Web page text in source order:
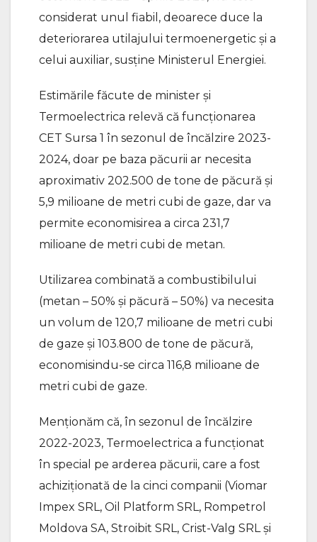
considerat unul fiabil, deoarece duce la
deteriorarea utilajului termoenergetic și a
celui auxiliar, susţine Ministerul Energiei.
Estimările făcute de minister şi
Termoelectrica relevă că funcţionarea
CET Sursa 1 în sezonul de încălzire 2023-
2024, doar pe baza păcurii ar necesita
aproximativ 202.500 de tone de păcură şi
5,9 milioane de metri cubi de gaze, dar va
permite economisirea a circa 231,7
milioane de metri cubi de metan.
Utilizarea combinată a combustibilului
(metan – 50% și păcură – 50%) va necesita
un volum de 120,7 milioane de metri cubi
de gaze şi 103.800 de tone de păcură,
economisindu-se circa 116,8 milioane de
metri cubi de gaze.
Menţionăm că, în sezonul de încălzire
2022-2023, Termoelectrica a funcţionat
în special pe arderea păcurii, care a fost
achiziţionată de la cinci companii (Viomar
Impex SRL, Oil Platform SRL, Rompetrol
Moldova SA, Stroibit SRL, Crist-Valg SRL şi